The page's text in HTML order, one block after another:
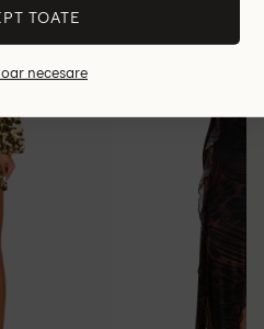
TOATE
necesare